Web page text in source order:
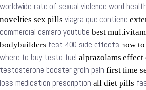
worldwide rate of sexual violence word
novelties sex pills viagra que contiene
commercial camaro youtube best
bodybuilders test 400 side effects how
where to buy testo fuel alprazolams effect
testosterone booster groin pain first time
loss medication prescription all diet pills